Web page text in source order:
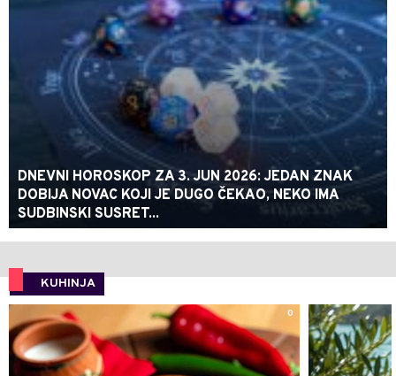
DNEVNI HOROSKOP ZA 3. JUN 2026: JEDAN ZNAK
DOBIJA NOVAC KOJI JE DUGO ČEKAO, NEKO IMA
SUDBINSKI SUSRET...
KUHINJA
0